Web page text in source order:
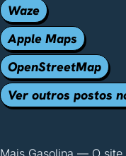
Waze
Apple Maps
OpenStreetMap
Ver outros postos
Mais Gasolina — O